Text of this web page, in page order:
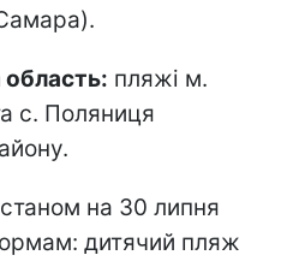
область: пляжі м.
с. Поляниця
станом на 30 липня
дитячий пляж